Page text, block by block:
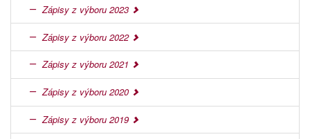
Zápisy z výboru 2023
Zápisy z výboru 2022
Zápisy z výboru 2021
Zápisy z výboru 2020
Zápisy z výboru 2019